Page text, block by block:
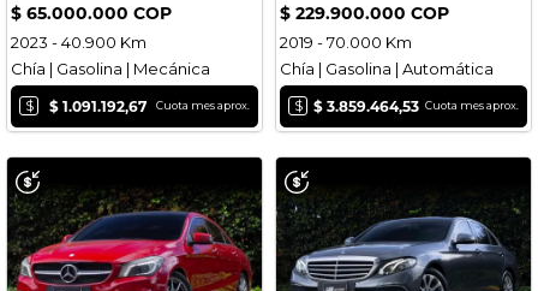
$ 65.000.000 COP
2023 - 40.900 Km
Chía | Gasolina | Mecánica
$ $ 1.091.192,67 Cuota mes aprox.
$ 229.900.000 COP
2019 - 70.000 Km
Chía | Gasolina | Automática
$ $ 3.859.464,53 Cuota mes aprox.